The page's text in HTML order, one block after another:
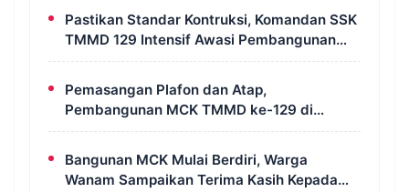
Pastikan Standar Kontruksi, Komandan SSK
TMMD 129 Intensif Awasi Pembangunan
MCK di Wanam
Pemasangan Plafon dan Atap,
Pembangunan MCK TMMD ke-129 di
Kampung Wanam Hampir Rampung
Bangunan MCK Mulai Berdiri, Warga
Wanam Sampaikan Terima Kasih Kepada